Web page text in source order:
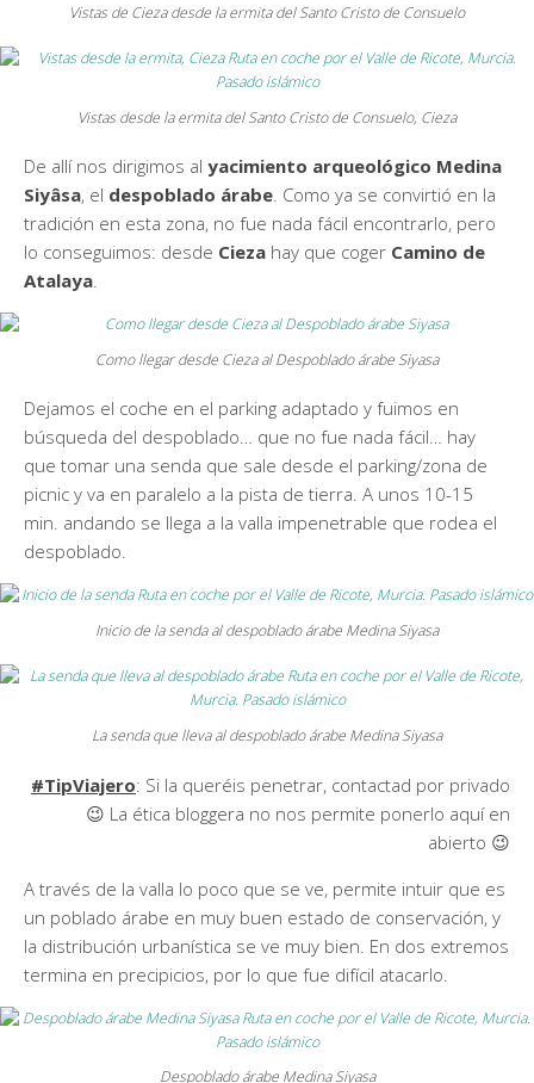
Vistas de Cieza desde la ermita del Santo Cristo de Consuelo
Vistas desde la ermita del Santo Cristo de Consuelo, Cieza
De allí nos dirigimos al yacimiento arqueológico Medina
Siyâsa, el despoblado árabe. Como ya se convirtió en la
tradición en esta zona, no fue nada fácil encontrarlo, pero
lo conseguimos: desde Cieza hay que coger Camino de
Atalaya.
Como llegar desde Cieza al Despoblado árabe Siyasa
Dejamos el coche en el parking adaptado y fuimos en
búsqueda del despoblado… que no fue nada fácil… hay
que tomar una senda que sale desde el parking/zona de
picnic y va en paralelo a la pista de tierra. A unos 10-15
min. andando se llega a la valla impenetrable que rodea el
despoblado.
Inicio de la senda al despoblado árabe Medina Siyasa
La senda que lleva al despoblado árabe Medina Siyasa
#TipViajero: Si la queréis penetrar, contactad por privado
😉 La ética bloggera no nos permite ponerlo aquí en
abierto 😉
A través de la valla lo poco que se ve, permite intuir que es
un poblado árabe en muy buen estado de conservación, y
la distribución urbanística se ve muy bien. En dos extremos
termina en precipicios, por lo que fue difícil atacarlo.
Despoblado árabe Medina Siyasa